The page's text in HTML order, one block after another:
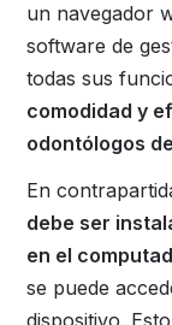
un navegador
software de
todas sus
comodidad y
odontólogos
En
debe ser
en el
se puede